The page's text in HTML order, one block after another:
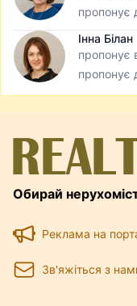
пропонує
Інна Білан
пропонує
пропонує
Обирай
Реклама на
Зв'яжіться з